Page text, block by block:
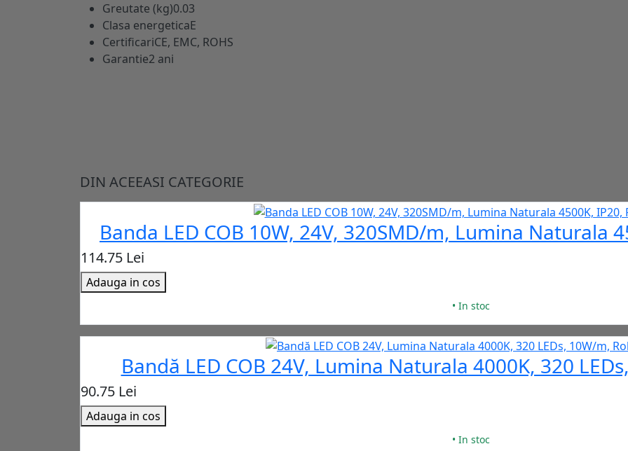
Greutate (kg)0.03
Clasa energeticaE
CertificariCE, EMC, ROHS
Garantie2 ani
DIN ACEEASI CATEGORIE
Banda LED COB 10W, 24V, 320SMD/m, Lumina Naturala
114.75 Lei
Adauga in cos
• In stoc
Bandă LED COB 24V, Lumina Naturala 4000K, 320
90.75 Lei
Adauga in cos
• In stoc